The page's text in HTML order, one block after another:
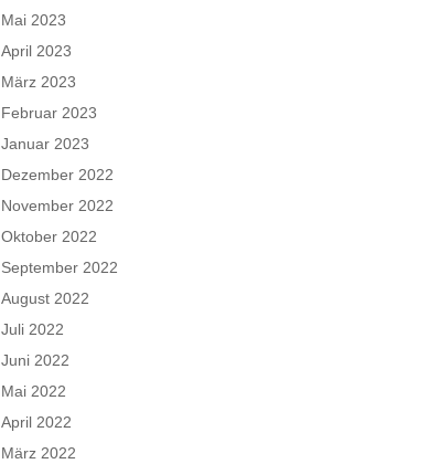
Mai 2023
April 2023
März 2023
Februar 2023
Januar 2023
Dezember 2022
November 2022
Oktober 2022
September 2022
August 2022
Juli 2022
Juni 2022
Mai 2022
April 2022
März 2022